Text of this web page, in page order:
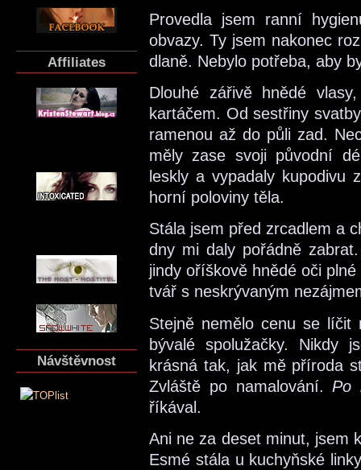
Affiliates
Návštěvnost
Provedla jsem ranní
obvazy. Ty jsem nakonec
dlaně. Nebylo potřeba, aby
Dlouhé zářivě hnědé
kartáčem. Od sestřiny
ramenou až do půli zad.
měly zase svoji původní
leskly a vypadaly kupodivu
horní poloviny těla.
Stála jsem před zrcadlem a
dny mi daly pořádně
jindy oříškově hnědé oči
tvář s neskrývaným
Stejně nemělo cenu se líčit
bývalé spolužačky. Nikdy
krásná tak, jak mě příroda
Zvláště po namalování.Po
říkával.
Ani ne za deset minut, jsem
Esmé stála u kuchyňské